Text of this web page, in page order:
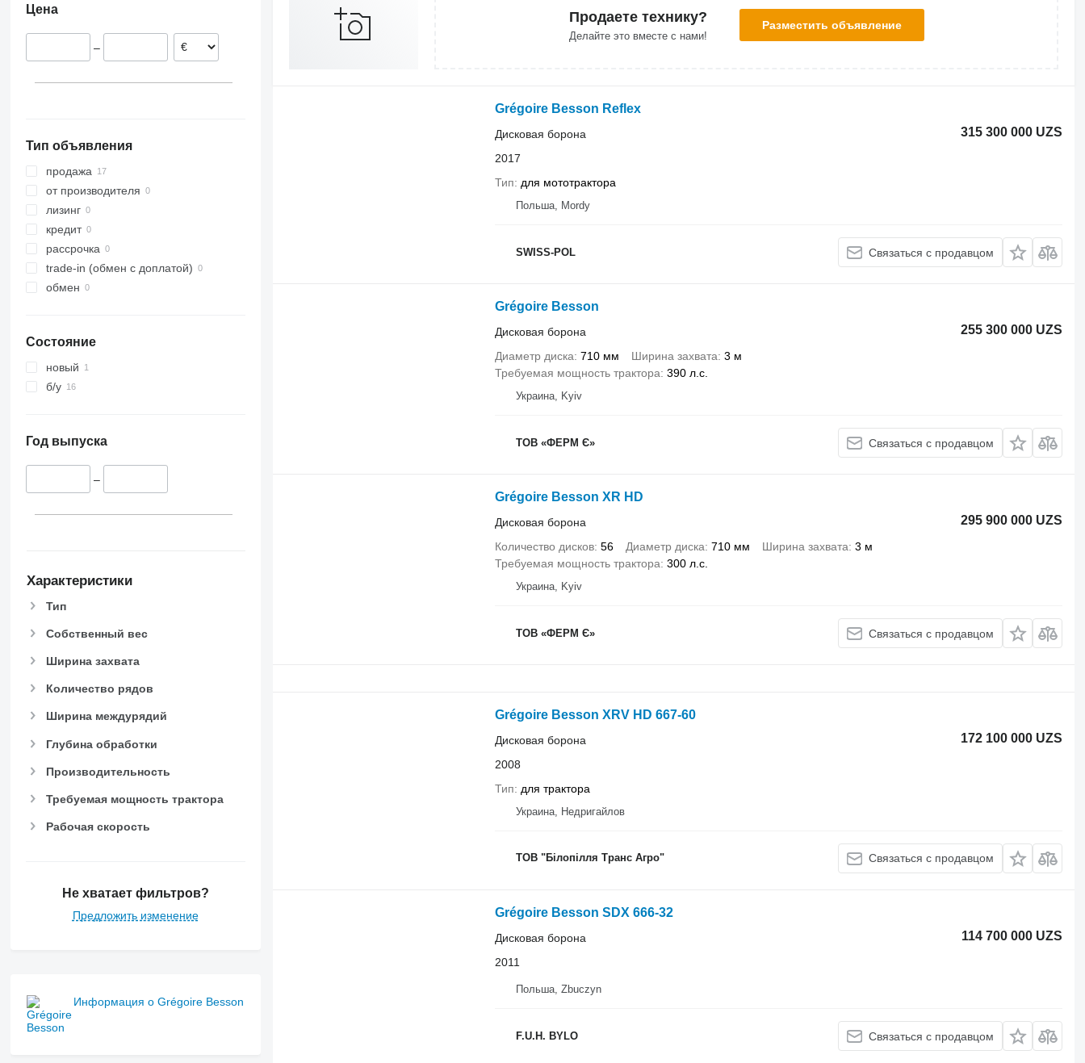
Цена
–
Тип объявления
продажа
от производителя
лизинг
кредит
рассрочка
trade-in (обмен с доплатой)
обмен
Состояние
новый
б/у
Год выпуска
–
Характеристики
Тип
Собственный вес
Ширина захвата
Количество рядов
Ширина междурядий
Глубина обработки
Производительность
Требуемая мощность трактора
Рабочая скорость
Не хватает фильтров?
Предложить изменение
Информация о Grégoire Besson
Продаете технику?
Делайте это вместе с нами!
Разместить объявление
Grégoire Besson Reflex
315 300 000 UZS
Дисковая борона
2017
Тип
для мототрактора
Польша, Mordy
SWISS-POL Связаться с продавцом
Grégoire Besson
255 300 000 UZS
Дисковая борона
Диаметр диска 710 мм Ширина захвата 3 м
Требуемая мощность трактора 390 л.с.
Украина, Kyiv
ТОВ «ФЕРМ Є» Связаться с продавцом
Grégoire Besson XR HD
295 900 000 UZS
Дисковая борона
Количество дисков 56 Диаметр диска 710 мм Ширина захвата 3 м
Требуемая мощность трактора 300 л.с.
Украина, Kyiv
ТОВ «ФЕРМ Є» Связаться с продавцом
Grégoire Besson XRV HD 667-60
172 100 000 UZS
Дисковая борона
2008
Тип
для трактора
Украина, Недригайлов
ТОВ "Білопілля Транс Агро" Связаться с продавцом
Grégoire Besson SDX 666-32
114 700 000 UZS
Дисковая борона
2011
Польша, Zbuczyn
F.U.H. BYLO Связаться с продавцом